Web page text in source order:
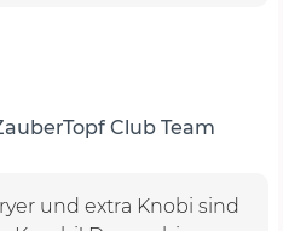
Club Team
und extra Knobi sind